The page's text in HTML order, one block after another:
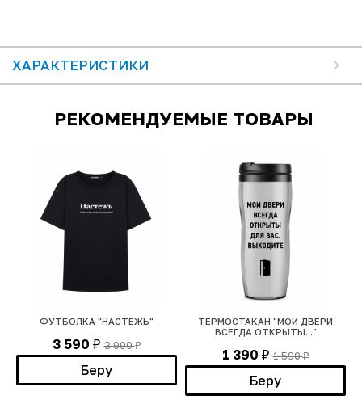
ХАРАКТЕРИСТИКИ
РЕКОМЕНДУЕМЫЕ ТОВАРЫ
ФУТБОЛКА "НАСТЕЖЬ"
3 590 ₽ 3 990₽
Беру
ТЕРМОСТАКАН "МОИ ДВЕРИ
ВСЕГДА ОТКРЫТЫ..."
1 390 ₽ 1 590₽
Беру